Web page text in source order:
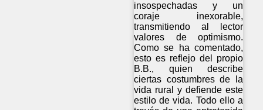
insospechadas y un
coraje inexorable,
transmitiendo al lector
valores de optimismo.
Como se ha comentado,
esto es reflejo del propio
B.B., quien describe
ciertas costumbres de la
vida rural y defiende este
estilo de vida. Todo ello a